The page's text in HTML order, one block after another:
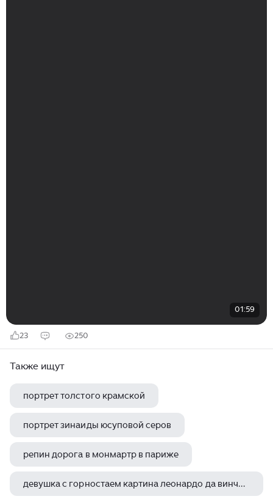
01:59
23 250
Также ищут
портрет толстого крамской
портрет зинаиды юсуповой серов
репин дорога в монмартр в париже
девушка с горностаем картина леонардо да винчи оригинал